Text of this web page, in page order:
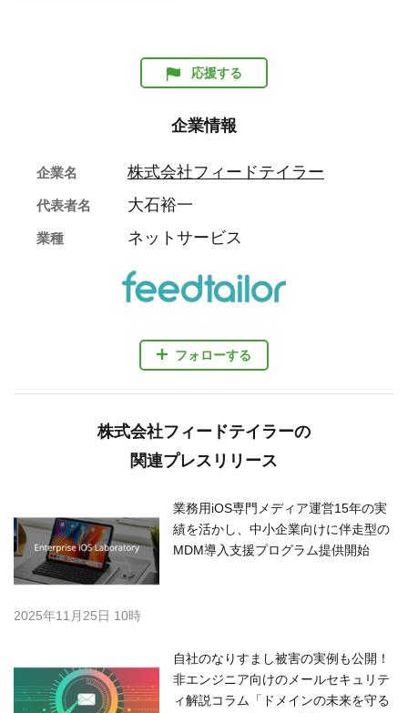
応援する
企業情報
フォローする
企業名 株式会社フィードテイラー
代表者名 大石裕一
業種 ネットサービス
株式会社フィードテイラーの
関連プレスリリース
業務用iOS専門メディア運営15年の実
績を活かし、中小企業向けに伴走型の
MDM導入支援プログラム提供開始
2025年11月25日 10時
自社のなりすまし被害の実例も公開！
非エンジニア向けのメールセキュリテ
ィ解説コラム「ドメインの未来を守る